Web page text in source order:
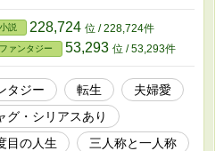
うでも掲載しています。
小説 228,724 位 / 228,724件
ファンタジー 53,293 位 / 53,293件
タジー 転生
夫婦愛
グ・シリアスあり
目の人生
三人称と一人称